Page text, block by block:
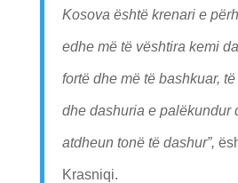
Kosova është krenari e
edhe më të vështira kemi
fortë dhe më të bashkuar,
dhe dashuria e palëkundur
atdheun tonë të dashur”,
Krasniqi.